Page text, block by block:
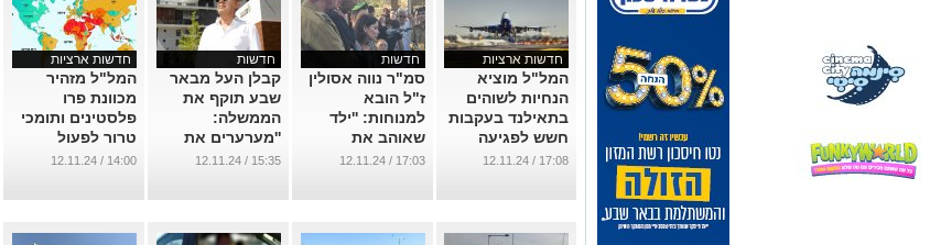
חדשות ארציות
המל"ל מוציא
הנחיות לשוהים
בתאילנד בעקבות
חשש לפגיעה
בישראלים
17:08 / 12.11.24
חדשות
סמ"ר נווה אסולין
ז"ל הובא
למנוחות: ''ילד
שאוהב את
הבריות, עם
...
17:03 / 12.11.24
חדשות
קבלן העל מבאר
שבע תוקף את
הממשלה:
''מערערים את
היסודות של
...
15:35 / 12.11.24
חדשות ארציות
המל"ל מזהיר
מכוונת פרו
פלסטינים ותומכי
טרור לפעול
באלימות כלפי
...
14:00 / 12.11.24